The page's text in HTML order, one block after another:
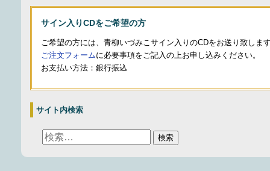
サイン入りCDをご希望の方
ご希望の方には、青柳いづみこサイン入りのCDをお送り致しま
ご注文フォームに必要事項をご記入の上お申し込みください。
お支払い方法：銀行振込
サイト内検索